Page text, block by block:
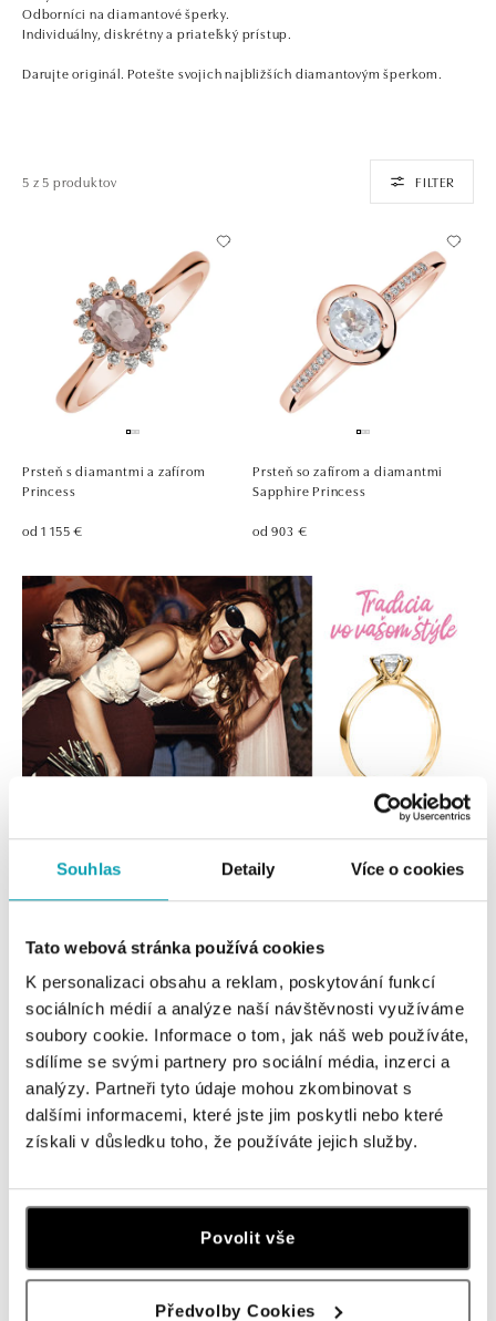
Souhlas Detaily Více o cookies
Tato webová stránka používá cookies
K personalizaci obsahu a reklam, poskytování funkcí
sociálních médií a analýze naší návštěvnosti využíváme
soubory cookie. Informace o tom, jak náš web používáte,
sdílíme se svými partnery pro sociální média, inzerci a
analýzy. Partneři tyto údaje mohou zkombinovat s
dalšími informacemi, které jste jim poskytli nebo které
získali v důsledku toho, že používáte jejich služby.
Povolit vše
Předvolby Cookies
Odborníci na diamantové šperky.
Individuálny, diskrétny a priateľský prístup.
Darujte originál. Potešte svojich najbližších diamantovým šperkom.
5 z 5 produktov FILTER
Prsteň s diamantmi a zafírom
Princess
od 1 155 €
Prsteň so zafírom a diamantmi
Sapphire Princess
od 903 €
Prsteň s diamantmi a zafírom
Princess
od 1 019 €
Prsteň s diamantmi a zafírom
Princess
od 1 482 €